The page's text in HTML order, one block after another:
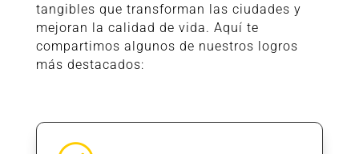
tangibles que transforman las ciudades y
mejoran la calidad de vida. Aquí te
compartimos algunos de nuestros logros
más destacados: